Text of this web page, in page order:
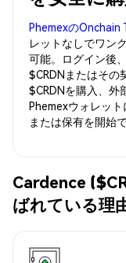
PhemexのOnchain
レットなしでワン
可能。ログイン後、
$CRDNまたはその
$CRDNを購入、外
Phemexウォレッ
または保有を開始
Cardence
ばれている理